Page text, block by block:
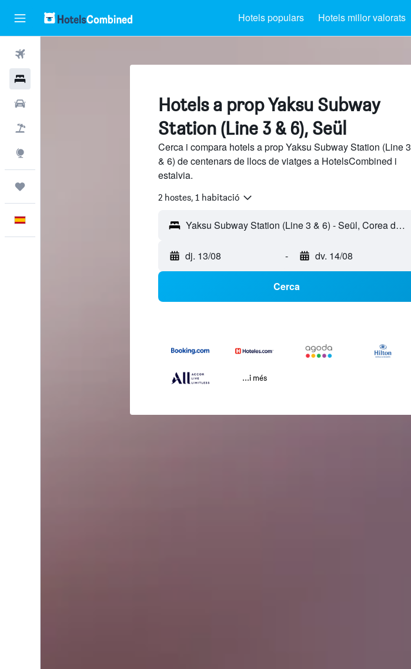
Hotels populars Hotels millor valorats
Hotels a prop Yaksu Subway
Station (Line 3 & 6), Seül
Cerca i compara hotels a prop Yaksu Subway Station (Line 3
& 6) de centenars de llocs de viatges a HotelsCombined i
estalvia.
2 hostes, 1 habitació
dj. 13/08 - dv. 14/08
Cerca
...i més